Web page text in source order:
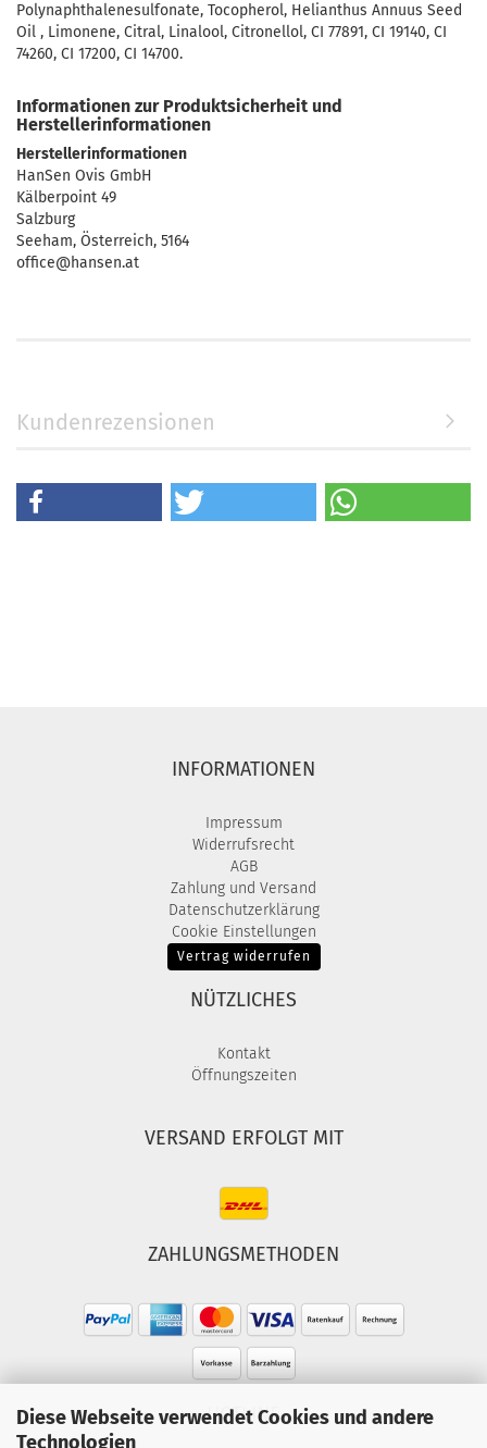
Diese Webseite verwendet Cookies und andere
Technologien
Polynaphthalenesulfonate, Tocopherol, Helianthus Annuus Seed
Oil , Limonene, Citral, Linalool, Citronellol, CI 77891, CI 19140, CI
74260, CI 17200, CI 14700.
Informationen zur Produktsicherheit und
Herstellerinformationen
Herstellerinformationen
HanSen Ovis GmbH
Kälberpoint 49
Salzburg
Seeham, Österreich, 5164
office@hansen.at
Kundenrezensionen
INFORMATIONEN
Impressum
Widerrufsrecht
AGB
Zahlung und Versand
Datenschutzerklärung
Cookie Einstellungen
Vertrag widerrufen
NÜTZLICHES
Kontakt
Öffnungszeiten
VERSAND ERFOLGT MIT
ZAHLUNGSMETHODEN
HOTLINE